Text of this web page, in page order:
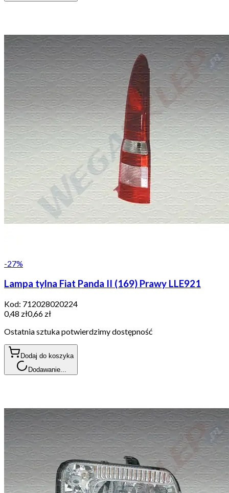
-27%
Lampa tylna Fiat Panda II (169) Prawy LLE921
Kod: 712028020224
0,48 zł0,66 zł
Ostatnia sztuka potwierdzimy dostępność
Dodaj do koszyka
Dodawanie...